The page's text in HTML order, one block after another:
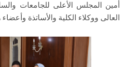
أمين المجلس الأعلى للجامعات
العالى ووكلاء الكلية والأساتذة